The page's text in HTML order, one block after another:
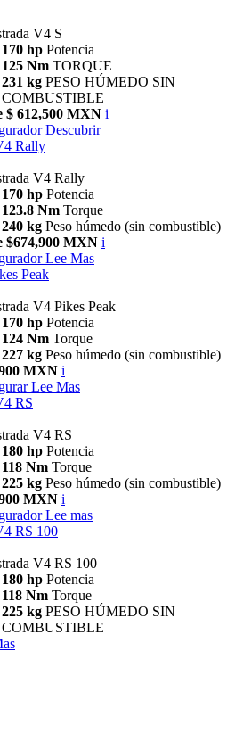
V4 S
170 hp Potencia
125 Nm TORQUE
231 kg PESO HÚMEDO SIN
COMBUSTIBLE
$ 612,500 MXN i
Descubrir
Rally
V4 Rally
170 hp Potencia
123.8 Nm Torque
240 kg Peso húmedo (sin combustible)
$674,900 MXN i
Lee Mas
Peak
V4 Pikes Peak
170 hp Potencia
124 Nm Torque
227 kg Peso húmedo (sin combustible)
MXN i
Lee Mas
RS
V4 RS
180 hp Potencia
118 Nm Torque
225 kg Peso húmedo (sin combustible)
MXN i
Lee mas
RS 100
V4 RS 100
180 hp Potencia
118 Nm Torque
225 kg PESO HÚMEDO SIN
COMBUSTIBLE